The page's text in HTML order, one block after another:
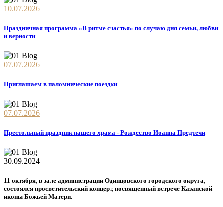
10.07.2026
Праздничная программа «В ритме счастья» по случаю дня семьи, любви
и верности
07.07.2026
Приглашаем в паломнические поездки
07.07.2026
Престольный праздник нашего храма - Рождество Иоанна Предтечи
30.09.2024
11 октября, в зале администрации Одинцовского городского округа,
состоялся просветительский концерт, посвященный встрече Казанской
иконы Божьей Матери.